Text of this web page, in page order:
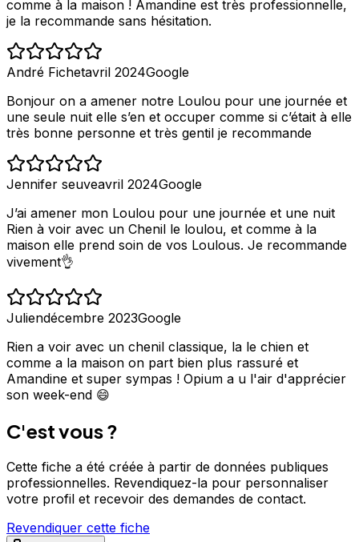
comme à la maison ! Amandine est très professionnelle,
je la recommande sans hésitation.
André Fichetavril 2024Google
Bonjour on a amener notre Loulou pour une journée et
une seule nuit elle s’en et occuper comme si c’était à elle
très bonne personne et très gentil je recommande
Jennifer seuveavril 2024Google
J’ai amener mon Loulou pour une journée et une nuit
Rien à voir avec un Chenil le loulou, et comme à la
maison elle prend soin de vos Loulous. Je recommande
vivement👌
Juliendécembre 2023Google
Rien a voir avec un chenil classique, la le chien et
comme a la maison on part bien plus rassuré et
Amandine et super sympas ! Opium a u l'air d'apprécier
son week-end 😄
C'est vous ?
Cette fiche a été créée à partir de données publiques
professionnelles. Revendiquez-la pour personnaliser
votre profil et recevoir des demandes de contact.
Revendiquer cette fiche